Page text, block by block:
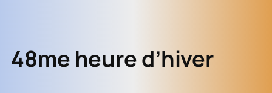
48me heure d’hiver